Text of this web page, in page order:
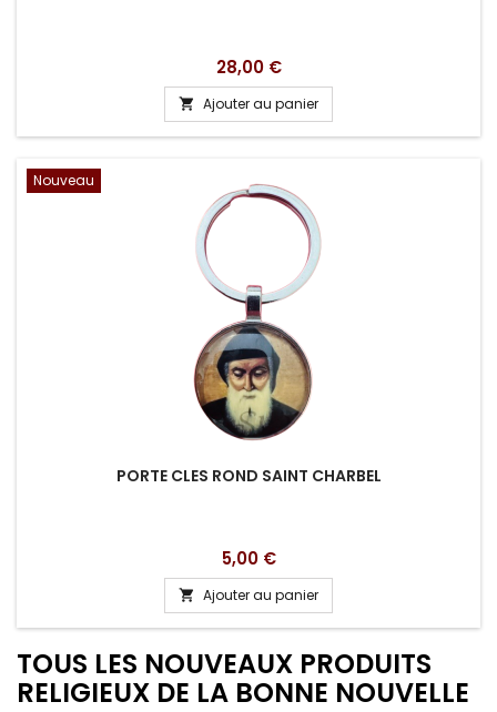
Prix
28,00 €
 Ajouter au panier
Nouveau
PORTE CLES ROND SAINT CHARBEL
Prix
5,00 €
 Ajouter au panier
TOUS LES NOUVEAUX PRODUITS
RELIGIEUX DE LA BONNE NOUVELLE